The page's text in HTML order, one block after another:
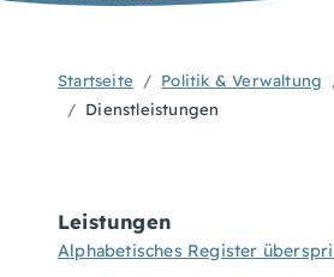
Startseite Politik & Verwaltung
Dienstleistungen
Leistungen
Alphabetisches Register